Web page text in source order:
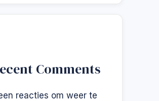
Comments
reacties om weer te